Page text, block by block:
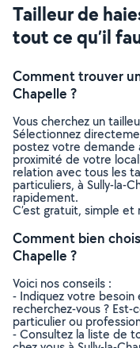
Tailleur de
tout ce qu’il
Comment trouver
Chapelle ?
Vous cherchez un
Sélectionnez
postez votre demande
proximité de votre
relation avec tous les
particuliers, à Sully-la-
rapidement.
C’est gratuit, simple
Comment bien
Chapelle ?
Voici nos conseils :
- Indiquez votre besoin
recherchez-vous ?
particulier ou
- Consultez la liste de